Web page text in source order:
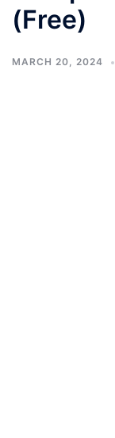
(Free)
MARCH 20, 2024